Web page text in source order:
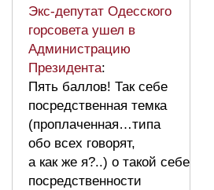
Экс-депутат Одесского
горсовета ушел в
Администрацию
Президента:
Пять баллов! Так себе
посредственная темка
(проплаченная…типа
обо всех говорят,
а как же я?..) о такой себе
посредственности